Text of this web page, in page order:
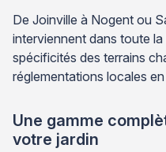
De Joinville à Nogent ou
interviennent dans toute
spécificités des terrains
réglementations locales
Une gamme
votre jardin